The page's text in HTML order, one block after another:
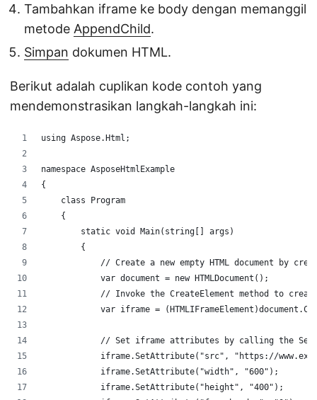
Tambahkan iframe ke body dengan memanggil
metode AppendChild.
Simpan dokumen HTML.
Berikut adalah cuplikan kode contoh yang
mendemonstrasikan langkah-langkah ini:
using Aspose.Html;
namespace AsposeHtmlExample
{
    class Program
    {
        static void Main(string[] args)
        {
// Create a new empty HTML document by
            var document = new HTMLDocument();
// Invoke the CreateElement method to
var iframe =
// Set iframe attributes by calling the
iframe.SetAttribute("src", "https://
            iframe.SetAttribute("width", "600");
            iframe.SetAttribute("height", "400");